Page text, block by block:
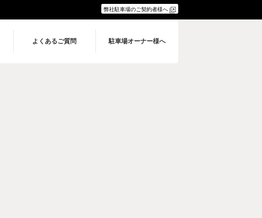
弊社駐車場のご契約者様へ
よくあるご質問 駐車場オーナー様へ